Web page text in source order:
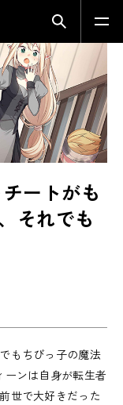
検索モー
ートがも
それでも
もちびっ子の魔法
ーンは自身が転生者
世で大好きだった